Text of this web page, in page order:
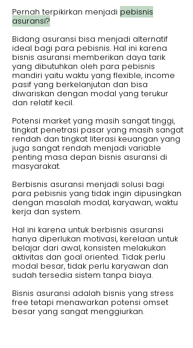
Pernah terpikirkan menjadi pebisnis
asuransi?
Bidang asuransi bisa menjadi alternatif
ideal bagi para pebisnis. Hal ini karena
bisnis asuransi memberikan daya tarik
yang dibutuhkan oleh para pebisnis
mandiri yaitu waktu yang flexible, income
pasif yang berkelanjutan dan bisa
diwariskan dengan modal yang terukur
dan relatif kecil.
Potensi market yang masih sangat tinggi,
tingkat penetrasi pasar yang masih sangat
rendah dan tingkat literasi keuangan yang
juga sangat rendah menjadi variable
penting masa depan bisnis asuransi di
masyarakat.
Berbisnis asuransi menjadi solusi bagi
para pebisnis yang tidak ingin dipusingkan
dengan masalah modal, karyawan, waktu
kerja dan system.
Hal ini karena untuk berbisnis asuransi
hanya diperlukan motivasi, kerelaan untuk
belajar dari awal, konsisten melakukan
aktivitas dan goal oriented. Tidak perlu
modal besar, tidak perlu karyawan dan
sudah tersedia sistem tanpa biaya.
Bisnis asuransi adalah bisnis yang stress
free tetapi menawarkan potensi omset
besar yang sangat menggiurkan.